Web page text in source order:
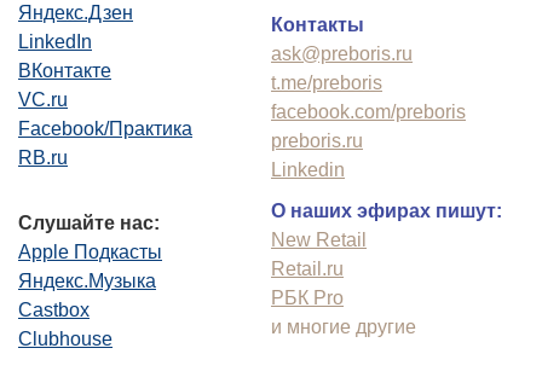
Яндекс.Дзен
LinkedIn
ВКонтакте
VC.ru
Facebook/Практика
RB.ru
Слушайте нас:
Apple Подкасты
Яндекс.Музыка
Castbox
Clubhouse
Контакты
ask@preboris.ru
t.me/preboris
facebook.com/preboris
preboris.ru
Linkedin
О наших эфирах пишут:
New Retail
Retail.ru
РБК Pro
и многие другие